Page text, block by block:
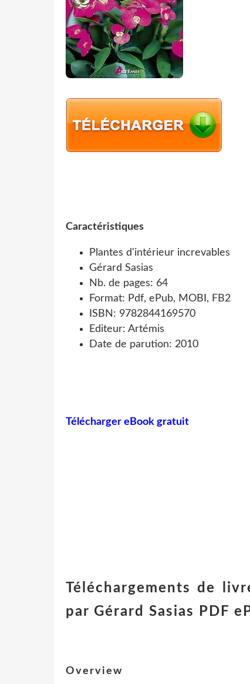
Caractéristiques
Plantes d'intérieur increvables
Gérard Sasias
Nb. de pages: 64
Format: Pdf, ePub, MOBI, FB2
ISBN: 9782844169570
Editeur: Artémis
Date de parution: 2010
Télécharger eBook gratuit
Téléchargements de
par Gérard Sasias PDF
Overview